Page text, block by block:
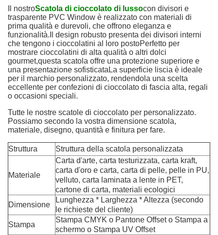
Il nostroScatola di cioccolato di lussocon divisori e
trasparente PVC Window è realizzato con materiali di
prima qualità e durevoli, che offrono eleganza e
funzionalità.Il design robusto presenta dei divisori interni
che tengono i cioccolatini al loro postoPerfetto per
mostrare cioccolatini di alta qualità o altri dolci
gourmet,questa scatola offre una protezione superiore e
una presentazione sofisticataLa superficie liscia è ideale
per il marchio personalizzato, rendendola una scelta
eccellente per confezioni di cioccolato di fascia alta, regali
o occasioni speciali.
Tutte le nostre scatole di cioccolato per personalizzato.
Possiamo secondo la vostra dimensione scatola,
materiale, disegno, quantità e finitura per fare.
Struttura Struttura della scatola personalizzata
Materiale
Carta d'arte, carta testurizzata, carta kraft,
carta d'oro e carta, carta di pelle, pelle in PU,
velluto, carta laminata a lente in PET,
cartone di carta, materiali ecologici
Dimensione
Lunghezza * Larghezza * Altezza (secondo
le richieste del cliente)
Stampa
Stampa CMYK o Pantone Offset o Stampa a
schermo o Stampa UV Offset